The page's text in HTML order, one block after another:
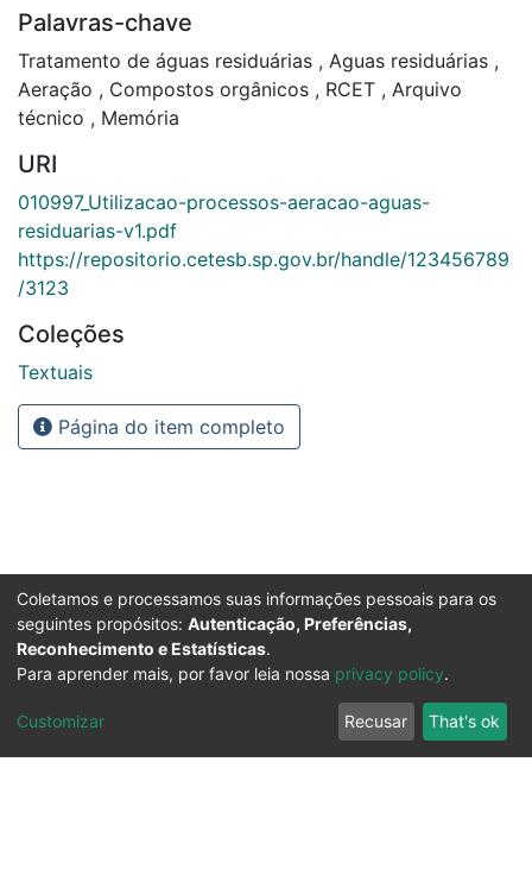
Palavras-chave
Tratamento de águas residuárias , Aguas residuárias ,
Aeração , Compostos orgânicos , RCET , Arquivo
técnico , Memória
URI
010997_Utilizacao-processos-aeracao-aguas-
residuarias-v1.pdf
https://repositorio.cetesb.sp.gov.br/handle/123456789
/3123
Coleções
Textuais
Página do item completo
Coletamos e processamos suas informações pessoais para os
seguintes propósitos: Autenticação, Preferências,
Reconhecimento e Estatísticas.
Para aprender mais, por favor leia nossa privacy policy.
Customizar Recusar That's ok